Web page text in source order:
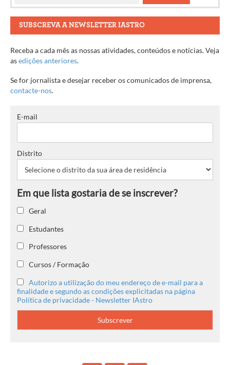
SUBSCREVA A NEWSLETTER IASTRO
Receba a cada mês as nossas atividades, conteúdos e notícias. Veja
asedições anteriores.
Se for jornalista e desejar receber os comunicados de imprensa,
contacte-nos.
E-mail
Distrito
Geral
Estudantes
Professores
Cursos / Formação
Autorizo a utilização do meu endereço de e-mail para a
finalidade e segundo as condições explicitadas na página
Política de privacidade - Newsletter IAstro